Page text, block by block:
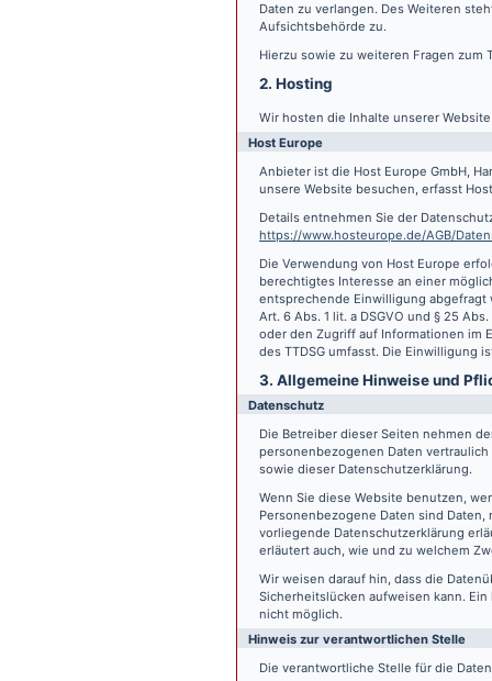
Daten zu verlangen. Des Weiteren
Aufsichtsbehörde zu.
Hierzu sowie zu weiteren Fragen zum
2. Hosting
Wir hosten die Inhalte unserer
Host Europe
Anbieter ist die Host Europe GmbH,
unsere Website besuchen, erfasst
Details entnehmen Sie der
https://www.hosteurope.de/AGB/
Die Verwendung von Host Europe
berechtigtes Interesse an einer
entsprechende Einwilligung abgefragt
Art. 6 Abs. 1 lit. a DSGVO und § 25
oder den Zugriff auf Informationen im
des TTDSG umfasst. Die Einwilligung
3. Allgemeine Hinweise und
Datenschutz
Die Betreiber dieser Seiten nehmen
personenbezogenen Daten
sowie dieser Datenschutzerklärung.
Wenn Sie diese Website benutzen,
Personenbezogene Daten sind
vorliegende Datenschutzerklärung
erläutert auch, wie und zu welchem
Wir weisen darauf hin, dass die
Sicherheitslücken aufweisen kann.
nicht möglich.
Hinweis zur verantwortlichen Stelle
Die verantwortliche Stelle für die